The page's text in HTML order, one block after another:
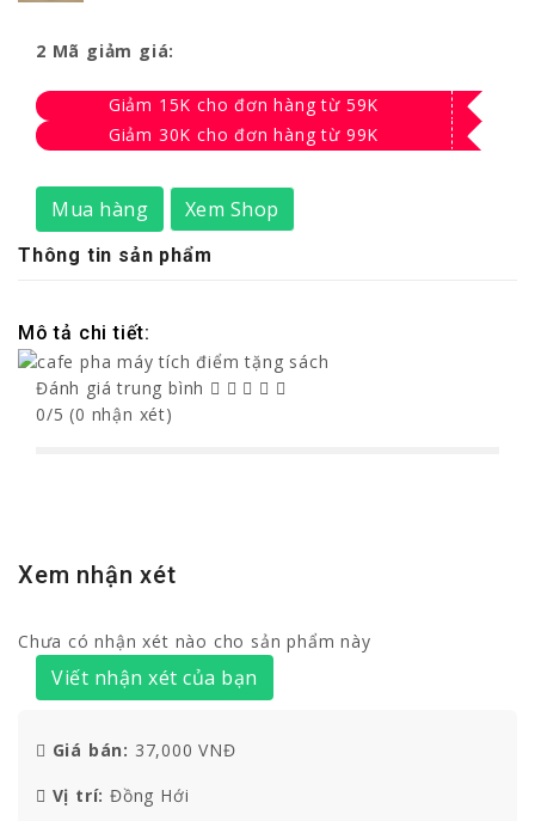
2 Mã giảm giá:
Giảm 15K cho đơn hàng từ 59K
Giảm 30K cho đơn hàng từ 99K
Mua hàng Xem Shop
Thông tin sản phẩm
Mô tả chi tiết:
Đánh giá trung bình
0/5 (0 nhận xét)
Xem nhận xét
Chưa có nhận xét nào cho sản phẩm này
Viết nhận xét của bạn
Giá bán: 37,000 VNĐ
Vị trí: Đồng Hới